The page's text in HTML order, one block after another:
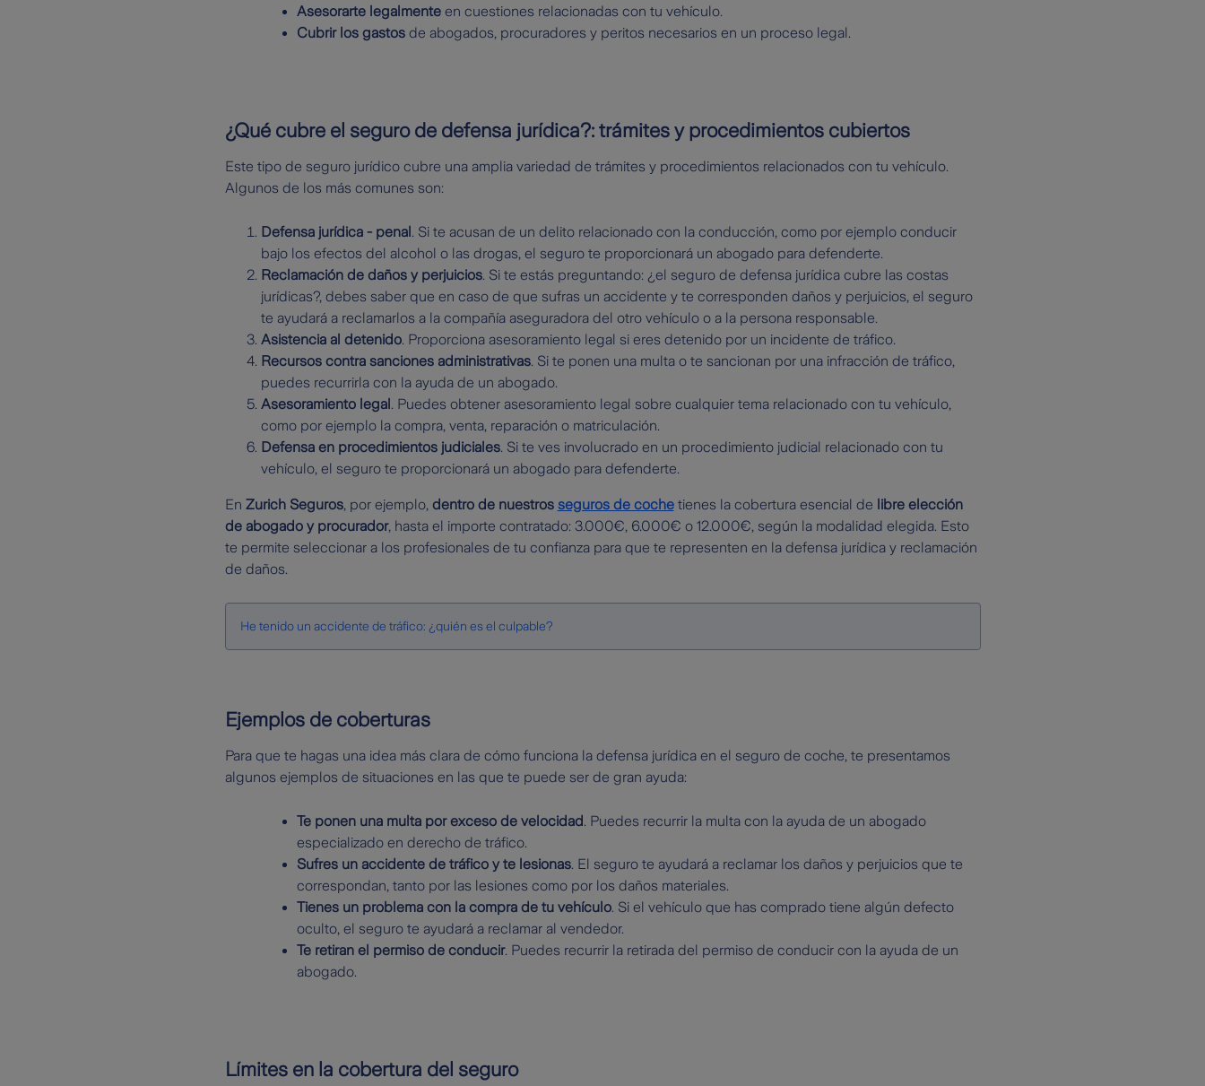
Asesorarte legalmenteen cuestiones relacionadas con tu vehículo.
Cubrir los gastosde abogados, procuradores y peritos necesarios en un proceso legal.
¿Qué cubre el seguro de defensa jurídica?: trámites y procedimientos cubiertos
Este tipo de seguro jurídico cubre una amplia variedad de trámites y procedimientos relacionados con tu vehículo.
Algunos de los más comunes son:
Defensa jurídica - penal . Si te acusan de un delito relacionado con la conducción, como por ejemplo conducir
bajo los efectos del alcohol o las drogas, el seguro te proporcionará un abogado para defenderte.
Reclamación de daños y perjuicios. Si te estás preguntando: ¿el seguro de defensa jurídica cubre las costas
jurídicas?, debes saber que en caso de que sufras un accidente y te corresponden daños y perjuicios, el seguro
te ayudará a reclamarlos a la compañía aseguradora del otro vehículo o a la persona responsable.
Asistencia al detenido. Proporciona asesoramiento legal si eres detenido por un incidente de tráfico.
Recursos contra sanciones administrativas. Si te ponen una multa o te sancionan por una infracción de tráfico,
puedes recurrirla con la ayuda de un abogado.
Asesoramiento legal . Puedes obtener asesoramiento legal sobre cualquier tema relacionado con tu vehículo,
como por ejemplo la compra, venta, reparación o matriculación.
Defensa en procedimientos judiciales. Si te ves involucrado en un procedimiento judicial relacionado con tu
vehículo, el seguro te proporcionará un abogado para defenderte.
En Zurich Seguros, por ejemplo, dentro de nuestros seguros de cochetienes la cobertura esencial de libre elección
de abogado y procurador, hasta el importe contratado: 3.000€, 6.000€ o 12.000€, según la modalidad elegida. Esto
te permite seleccionar a los profesionales de tu confianza para que te representen en la defensa jurídica y reclamación
de daños.
He tenido un accidente de tráfico: ¿quién es el culpable?
Ejemplos de coberturas
Para que te hagas una idea más clara de cómo funciona la defensa jurídica en el seguro de coche, te presentamos
algunos ejemplos de situaciones en las que te puede ser de gran ayuda:
Te ponen una multa por exceso de velocidad. Puedes recurrir la multa con la ayuda de un abogado
especializado en derecho de tráfico.
Sufres un accidente de tráfico y te lesionas. El seguro te ayudará a reclamar los daños y perjuicios que te
correspondan, tanto por las lesiones como por los daños materiales.
Tienes un problema con la compra de tu vehículo. Si el vehículo que has comprado tiene algún defecto
oculto, el seguro te ayudará a reclamar al vendedor.
Te retiran el permiso de conducir. Puedes recurrir la retirada del permiso de conducir con la ayuda de un
abogado.
Límites en la cobertura del seguro